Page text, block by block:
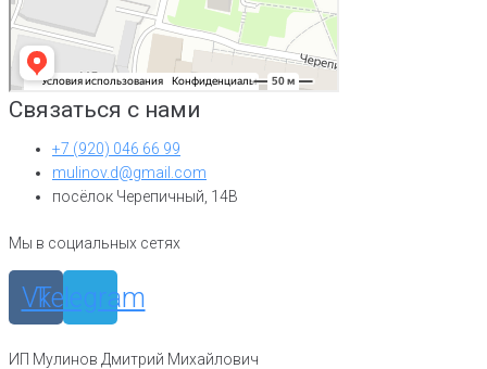
Связаться с нами
+7 (920) 046 66 99
mulinov.d@gmail.com
посёлок Черепичный, 14В
Мы в социальных сетях
VkTelegram
ИП Мулинов Дмитрий Михайлович